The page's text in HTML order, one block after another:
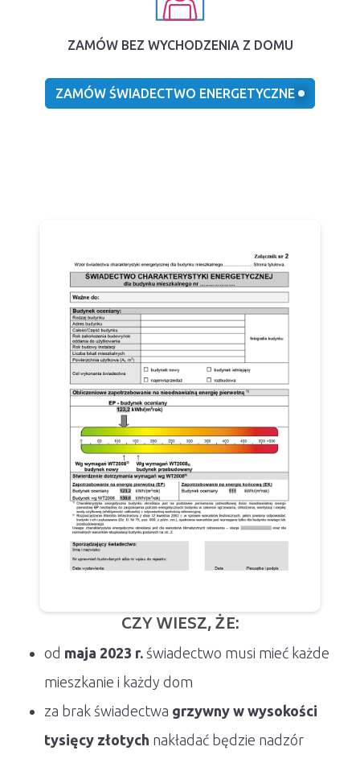
ZAMÓW BEZ WYCHODZENIA Z DOMU
ZAMÓW ŚWIADECTWO ENERGETYCZNE
CZY WIESZ, ŻE:
od maja 2023 r. świadectwo musi mieć każde
mieszkanie i każdy dom
za brak świadectwa grzywny w wysokości
tysięcy złotych nakładać będzie nadzór